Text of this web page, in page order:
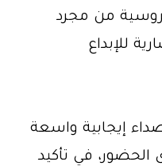
من مجرد
للإبداع
إيجابية واسعة
الحضور، في تأكيد